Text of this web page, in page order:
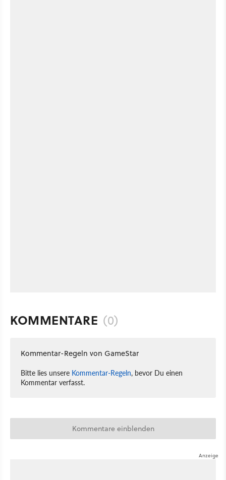
KOMMENTARE (0)
Kommentar-Regeln von GameStar
Bitte lies unsere Kommentar-Regeln, bevor Du einen
Kommentar verfasst.
Kommentare einblenden